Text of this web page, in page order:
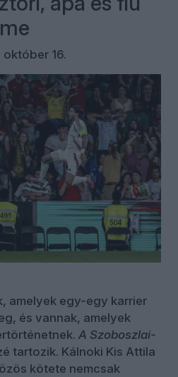
október 16.
amelyek egy-egy karrier
és vannak, amelyek
A Szoboszlai-
tartozik. Kálnoki Kis Attila
kötete nemcsak